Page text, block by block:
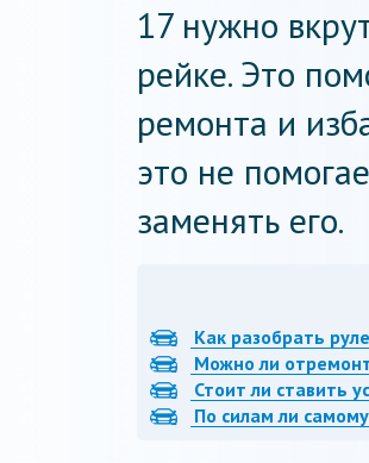
17 нужно
рейке. Это
ремонта и
это не
заменять его.
Как разобрать
Можно ли
Стоит ли ставить
По силам ли